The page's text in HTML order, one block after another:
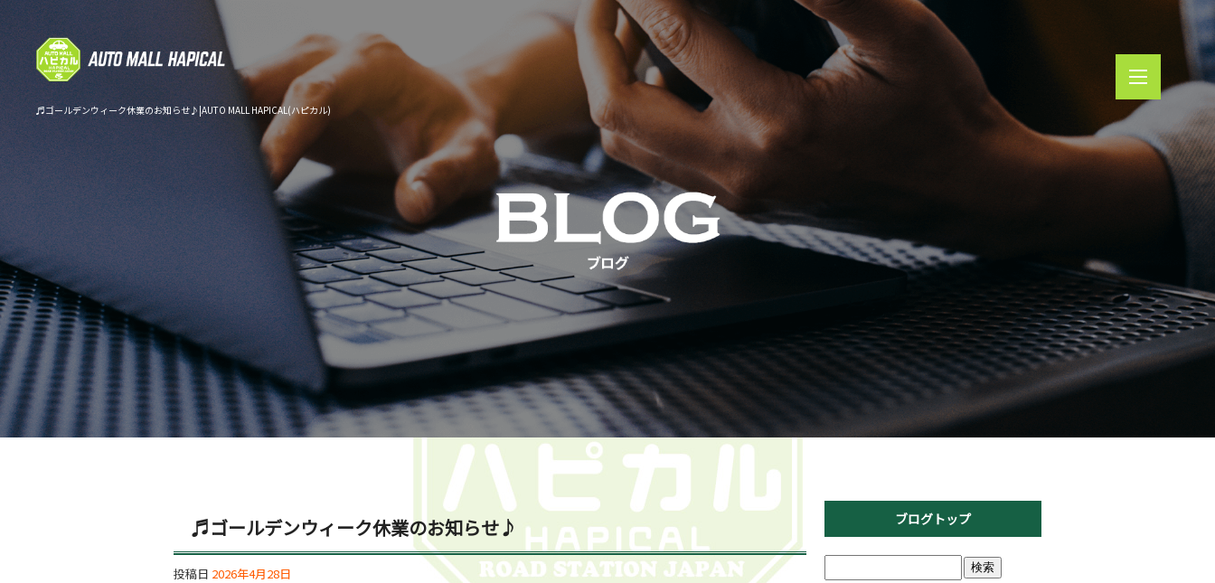
♬ゴールデンウィーク休業のお知らせ♪|AUTO MALL HAPICAL(ハピカル)
♬ゴールデンウィーク休業のお知らせ♪
投稿日 2026年4月28日
ブログトップ